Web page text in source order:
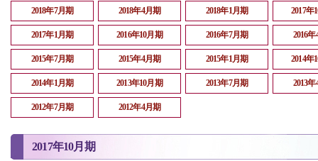
2018年7月期 2018年4月期 2018年1月期 2017年
2017年1月期 2016年10月期 2016年7月期 2016
2015年7月期 2015年4月期 2015年1月期 2014年
2014年1月期 2013年10月期 2013年7月期 2013
2012年7月期 2012年4月期
2017年10月期